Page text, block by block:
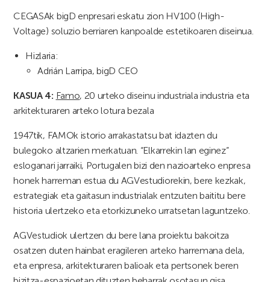
CEGASAk bigD enpresari eskatu zion HV100 (High-
Voltage) soluzio berriaren kanpoalde estetikoaren diseinua.
Hizlaria:
Adrián Larripa, bigD CEO
KASUA 4: Famo, 20 urteko diseinu industriala industria eta
arkitekturaren arteko lotura bezala
1947tik, FAMOk istorio arrakastatsu bat idazten du
bulegoko altzarien merkatuan. “Elkarrekin lan eginez”
esloganari jarraiki, Portugalen bizi den nazioarteko enpresa
honek harreman estua du AGVestudiorekin, bere kezkak,
estrategiak eta gaitasun industrialak entzuten baititu bere
historia ulertzeko eta etorkizuneko urratsetan laguntzeko.
AGVestudiok ulertzen du bere lana proiektu bakoitza
osatzen duten hainbat eragileren arteko harremana dela,
eta enpresa, arkitekturaren balioak eta pertsonek beren